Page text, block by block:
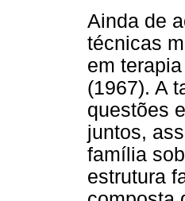
Ainda de
técnicas
em
(1967). A
questões
juntos,
família
estrutura